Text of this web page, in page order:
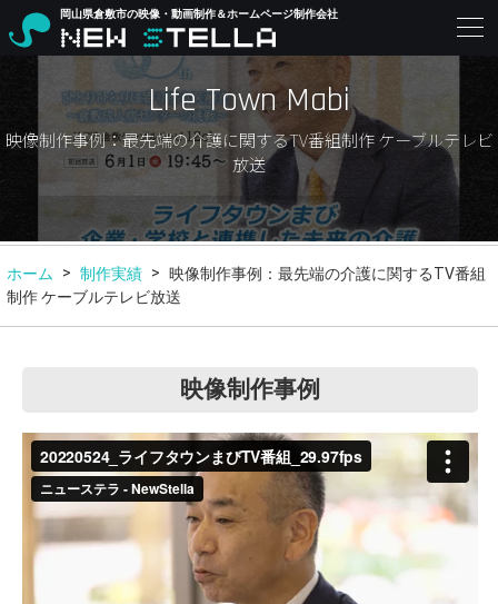
岡山県倉敷市の映像・動画制作＆ホームページ制作会社
Life Town Mabi
映像制作事例：最先端の介護に関するTV番組制作 ケーブルテレビ
放送
ホーム 制作実績
映像制作事例：最先端の介護に関するTV番組
制作 ケーブルテレビ放送
映像制作事例